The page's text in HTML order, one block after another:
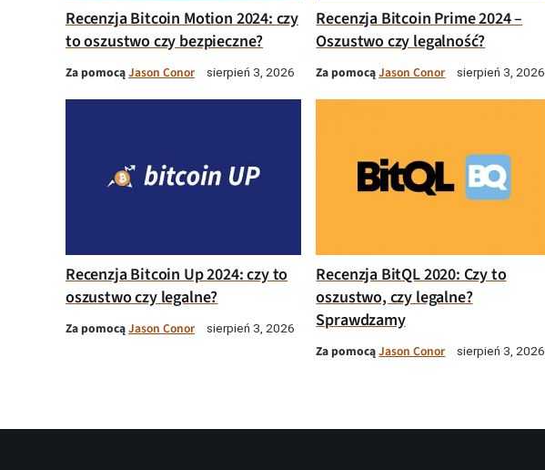
Recenzja Bitcoin Motion 2024: czy
to oszustwo czy bezpieczne?
Za pomocąJason Conor sierpień 3, 2026
Recenzja Bitcoin Prime 2024 –
Oszustwo czy legalność?
Za pomocąJason Conor sierpień 3, 2026
Recenzja Bitcoin Up 2024: czy to
oszustwo czy legalne?
Za pomocąJason Conor sierpień 3, 2026
Recenzja BitQL 2020: Czy to
oszustwo, czy legalne?
Sprawdzamy
Za pomocąJason Conor sierpień 3, 2026